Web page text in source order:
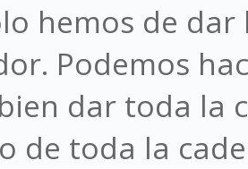
hemos de
Podemos
dar toda la
de toda la